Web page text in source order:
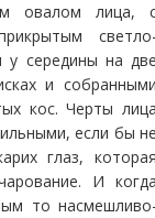
овалом лица,
у середины на
и
кос. Черты
если бы
глаз,
И
то